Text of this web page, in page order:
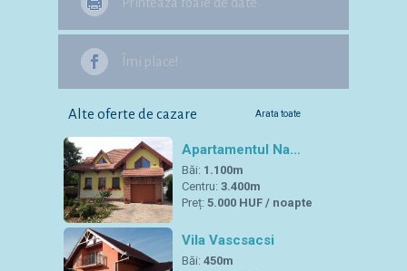
Îmi place!
Alte oferte de cazare Arata toate
Apartamentul Na…
Băi: 1.100m
Centru: 3.400m
Preț: 5.000 HUF / noapte
Vila Vascsacsi
Băi: 450m